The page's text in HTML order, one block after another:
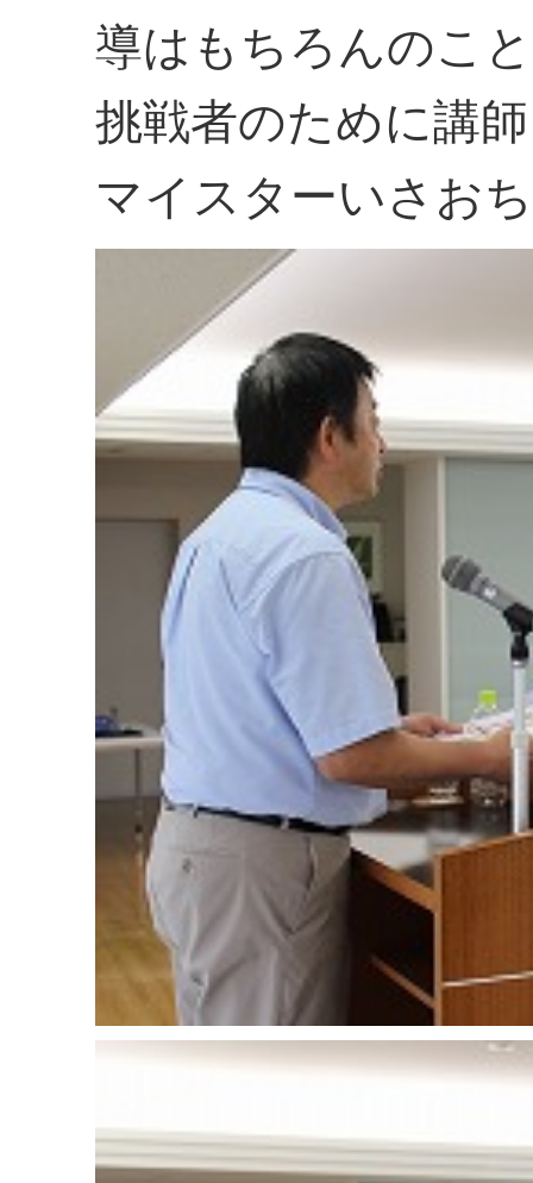
導はもちろんのこ
挑戦者のために講
マイスターいさお